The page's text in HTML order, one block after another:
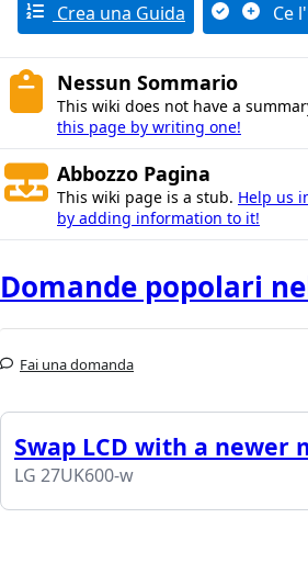
Crea una Guida Ce
Nessun Sommario
This wiki does not have a
this page by writing one!
Abbozzo Pagina
This wiki page is a stub. Help us
by adding information to it!
Domande popolari
Fai una domanda
Swap LCD with a newer
LG 27UK600-w